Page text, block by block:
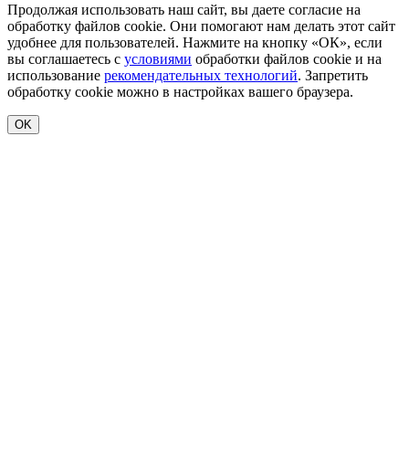
Продолжая использовать наш сайт, вы даете согласие на
обработку файлов cookie. Они помогают нам делать этот сайт
удобнее для пользователей. Нажмите на кнопку «ОК», если
вы соглашаетесь с условиями обработки файлов cookie и на
использование рекомендательных технологий. Запретить
обработку cookie можно в настройках вашего браузера.
OK